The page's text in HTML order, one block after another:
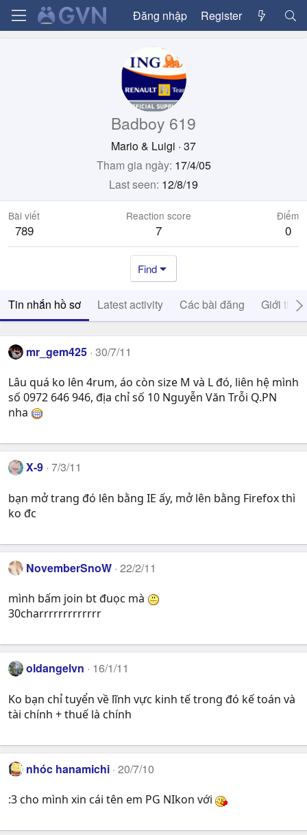
Đăng nhập Register
Badboy 619
Mario & Luigi · 37
Tham gia ngày 17/4/05
Last seen 12/8/19
Bài viết
789
Reaction score
7
Điểm
0
Find
Tin nhắn hồ sơ Latest activity Các bài đăng Giới thiệu
mr_gem425 30/7/11
Lâu quá ko lên 4rum, áo còn size M và L đó, liên hệ mình
số 0972 646 946, địa chỉ số 10 Nguyễn Văn Trỗi Q.PN
nha
X-9 7/3/11
bạn mở trang đó lên bằng IE ấy, mở lên bằng Firefox thì
ko đc
NovemberSnoW 22/2/11
mình bấm join bt đuọc mà
30charrrrrrrrrrrrr
oldangelvn 16/1/11
Ko bạn chỉ tuyển về lĩnh vực kinh tế trong đó kế toán và
tài chính + thuế là chính
nhóc hanamichi 20/7/10
:3 cho mình xin cái tên em PG NIkon với